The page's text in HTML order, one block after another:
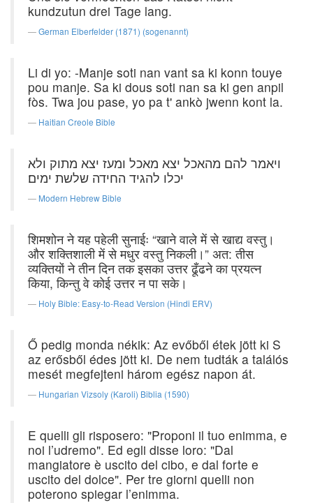
kundzutun drei Tage lang.
German Elberfelder (1871) (sogenannt)
Li di yo: -Manje soti nan vant sa ki konn touye
pou manje. Sa ki dous soti nan sa ki gen anpil
fòs. Twa jou pase, yo pa t' ankò jwenn kont la.
Haitian Creole Bible
ויאמר להם מהאכל יצא מאכל ומעז יצא מתוק ולא
יכלו להגיד החידה שלשת ימים׃
Modern Hebrew Bible
शिमशोन ने यह पहेली सुनाईः “खाने वाले में से खाद्य वस्तु।
और शक्तिशाली में से मधुर वस्तु निकली।” अत: तीस
व्यक्तियों ने तीन दिन तक इसका उत्तर ढूँढने का प्रयत्न
किया, किन्तु वे कोई उत्तर न पा सके।
Holy Bible: Easy-to-Read Version (Hindi ERV)
Ő pedig monda nékik: Az evőből étek jött ki S
az erősből édes jött ki. De nem tudták a találós
mesét megfejteni három egész napon át.
Hungarian Vizsoly (Karoli) Biblia (1590)
E quelli gli risposero: "Proponi il tuo enimma, e
noi l’udremo". Ed egli disse loro: "Dal
mangiatore è uscito del cibo, e dal forte e
uscito del dolce". Per tre giorni quelli non
poterono spiegar l’enimma.